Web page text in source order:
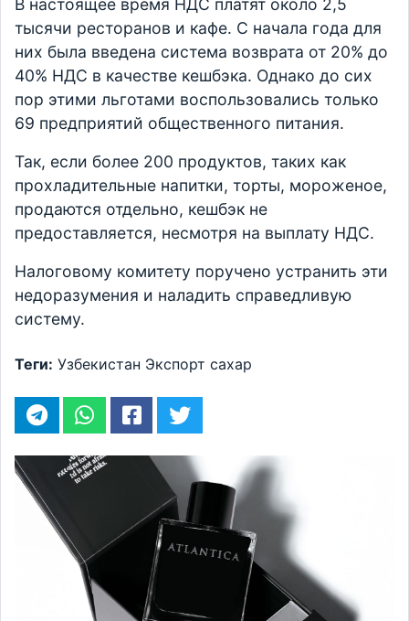
В настоящее время НДС платят около 2,5
тысячи ресторанов и кафе. С начала года для
них была введена система возврата от 20% до
40% НДС в качестве кешбэка. Однако до сих
пор этими льготами воспользовались только
69 предприятий общественного питания.
Так, если более 200 продуктов, таких как
прохладительные напитки, торты, мороженое,
продаются отдельно, кешбэк не
предоставляется, несмотря на выплату НДС.
Налоговому комитету поручено устранить эти
недоразумения и наладить справедливую
систему.
Теги: Узбекистан Экспорт сахар